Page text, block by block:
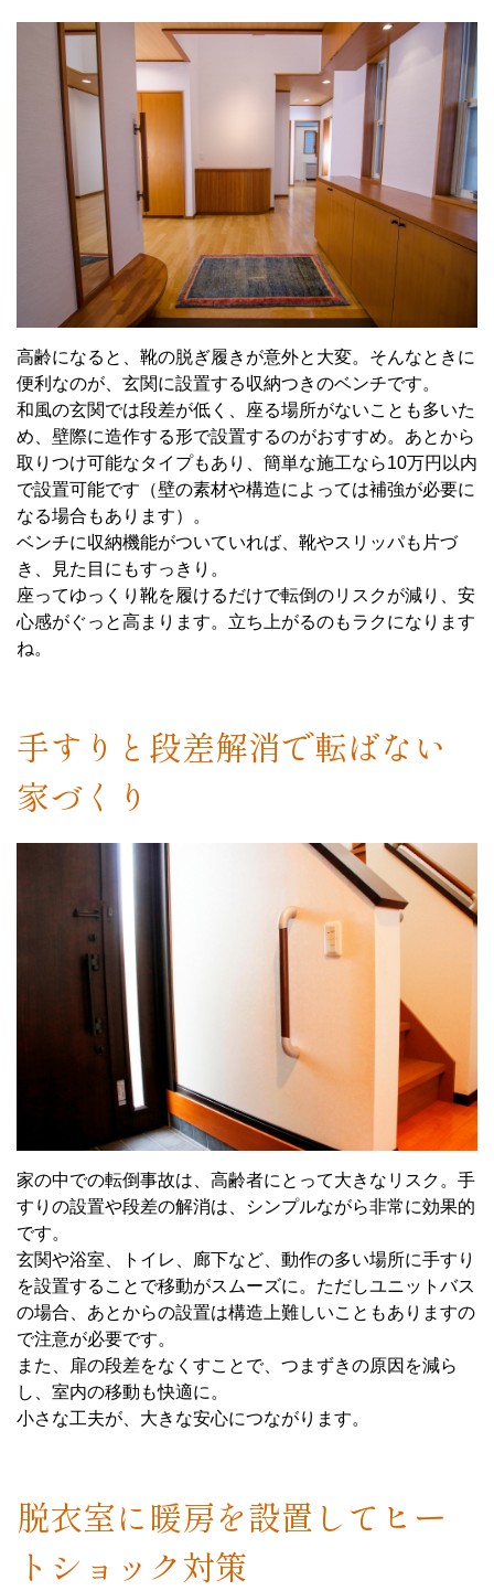
高齢になると、靴の脱ぎ履きが意外と大変。そんなときに
便利なのが、玄関に設置する収納つきのベンチです。
和風の玄関では段差が低く、座る場所がないことも多いた
め、壁際に造作する形で設置するのがおすすめ。あとから
取りつけ可能なタイプもあり、簡単な施工なら10万円以内
で設置可能です（壁の素材や構造によっては補強が必要に
なる場合もあります）。
ベンチに収納機能がついていれば、靴やスリッパも片づ
き、見た目にもすっきり。
座ってゆっくり靴を履けるだけで転倒のリスクが減り、安
心感がぐっと高まります。立ち上がるのもラクになります
ね。
手すりと段差解消で転ばない
家づくり
家の中での転倒事故は、高齢者にとって大きなリスク。手
すりの設置や段差の解消は、シンプルながら非常に効果的
です。
玄関や浴室、トイレ、廊下など、動作の多い場所に手すり
を設置することで移動がスムーズに。ただしユニットバス
の場合、あとからの設置は構造上難しいこともありますの
で注意が必要です。
また、扉の段差をなくすことで、つまずきの原因を減ら
し、室内の移動も快適に。
小さな工夫が、大きな安心につながります。
脱衣室に暖房を設置してヒー
トショック対策